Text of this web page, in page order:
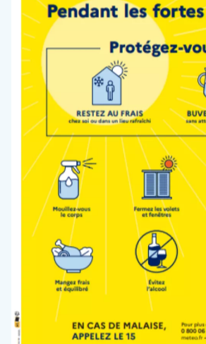
30 juin 2026
Mise en œuvre de la
Santé Sans Tabac »
Lire la suite